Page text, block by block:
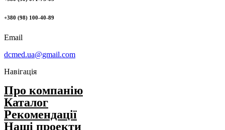
+380 (98) 100-40-89
Email
dcmed.ua@gmail.com
Навігація
Про компанію
Каталог
Рекомендації
Нашi проекти